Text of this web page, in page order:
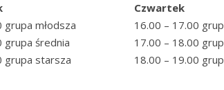
grupa młodsza
grupa średnia
grupa starsza
Czwartek
16.00 – 17.00
17.00 – 18.00
18.00 – 19.00